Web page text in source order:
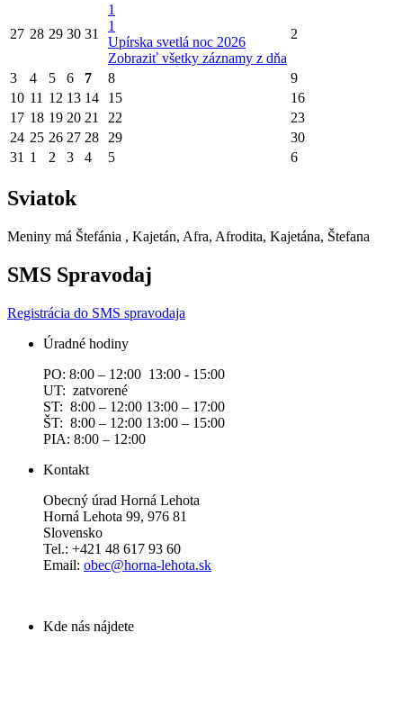
27 28 29 30 31
1
1
Upírska svetlá noc 2026
Zobraziť všetky záznamy z dňa
2
3 4 5 6 7 8
9
10 11 12 13 14 15
16
17 18 19 20 21 22
23
24 25 26 27 28 29
30
31 1 2 3 4 5 6
Sviatok
Meniny má Štefánia , Kajetán, Afra, Afrodita, Kajetána, Štefana
SMS Spravodaj
Registrácia do SMS spravodaja
Úradné hodiny
PO: 8:00 – 12:00 13:00 - 15:00
UT: zatvorené
ST: 8:00 – 12:00 13:00 – 17:00
ŠT: 8:00 – 12:00 13:00 – 15:00
PIA: 8:00 – 12:00
Kontakt
Obecný úrad Horná Lehota
Horná Lehota 99, 976 81
Slovensko
Tel.: +421 48 617 93 60
Email: obec@horna-lehota.sk
Kde nás nájdete